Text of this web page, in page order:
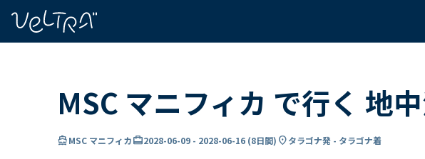
MSC マニフィカ で行く 地
directions_boatMSC マニフィカcard_travel2028-06-09 - 2028-06-16 (8日間) location_onタラゴナ発 - タラゴナ着